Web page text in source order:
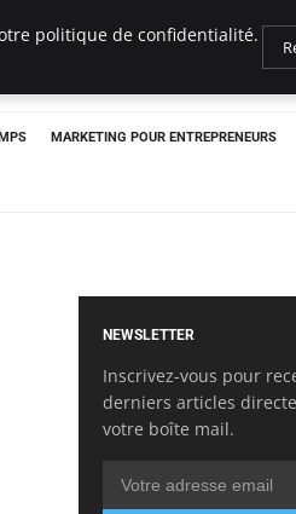
MARKETING POUR ENTREPRENEURS
NEWSLETTER
Inscrivez-vous pour
derniers articles
votre boîte mail.
politique de confidentialité.